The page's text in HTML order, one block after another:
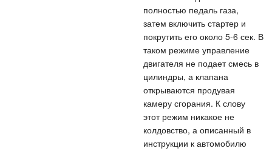
полностью педаль газа,
затем включить стартер и
покрутить его около 5-6 сек. В
таком режиме управление
двигателя не подает смесь в
цилиндры, а клапана
открываются продувая
камеру сгорания. К слову
этот режим никакое не
колдовство, а описанный в
инструкции к автомобилю